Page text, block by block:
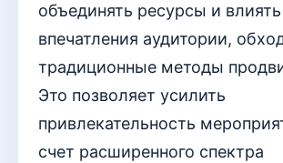
объединять ресурсы и влиять
впечатления аудитории,
традиционные методы
Это позволяет усилить
привлекательность
счет расширенного спектра